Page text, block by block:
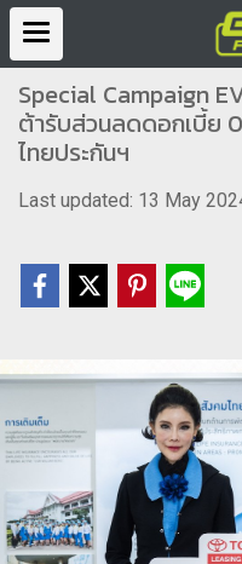
Special Campaign
ต้ารับส่วนลดดอกเบี้ย
ไทยประกันฯ
Last updated: 13 May